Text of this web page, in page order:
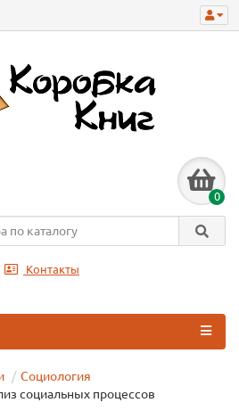
0
Контакты
Социология
социальных процессов